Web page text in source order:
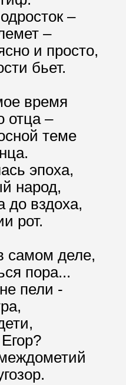
–
–
и просто,
бьет.
время
отца –
теме
эпоха,
народ,
до вздоха,
рот.
самом деле,
пора...
пели -